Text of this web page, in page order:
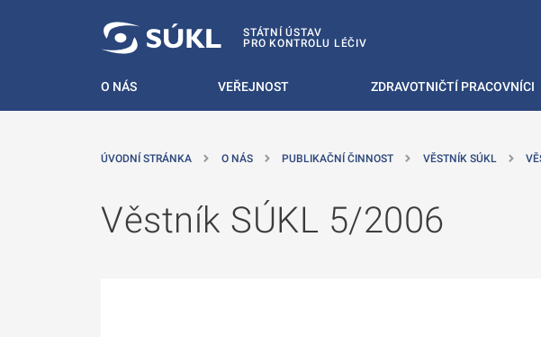
STÁTNÍ ÚSTAV
PRO KONTROLU LÉČIV
O NÁS VEŘEJNOST ZDRAVOTNIČTÍ PRACOVNÍCI
ÚVODNÍ STRÁNKA O NÁS PUBLIKAČNÍ ČINNOST VĚSTNÍK SÚKL
Věstník SÚKL 5/2006